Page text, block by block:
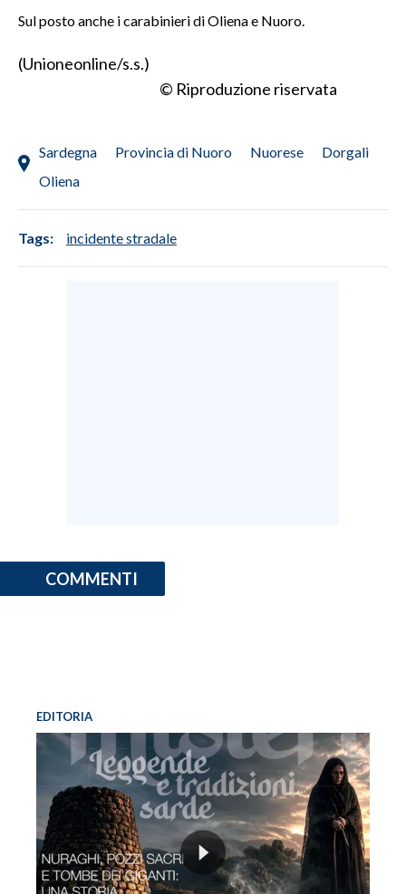
Sul posto anche i carabinieri di Oliena e Nuoro.
(Unioneonline/s.s.)
© Riproduzione riservata
Sardegna Provincia di Nuoro Nuorese
Dorgali
Oliena
Tags: incidente stradale
COMMENTI
EDITORIA